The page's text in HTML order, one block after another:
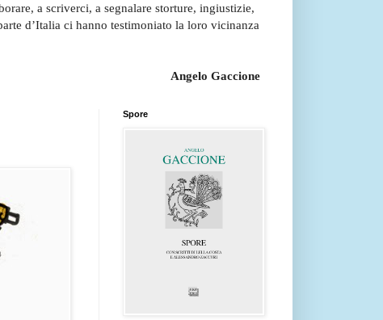
a scriverci, a segnalare storture, ingiustizie,
d’Italia ci hanno testimoniato la loro vicinanza
Angelo Gaccione
Spore